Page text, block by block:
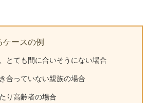
ースの例
とても間に合いそうにない場合
合っていない親族の場合
り高齢者の場合